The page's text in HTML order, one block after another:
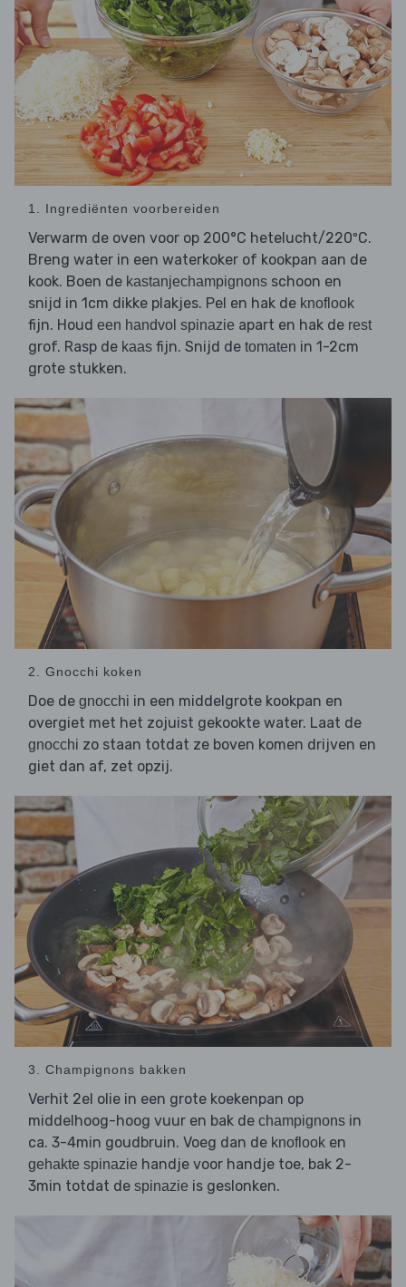
1. Ingrediënten voorbereiden
Verwarm de oven voor op 200°C hetelucht/220ºC.
Breng water in een waterkoker of kookpan aan de
kook. Boen de kastanjechampignons schoon en
snijd in 1cm dikke plakjes. Pel en hak de knoflook
fijn. Houd een handvol spinazie apart en hak de rest
grof. Rasp de kaas fijn. Snijd de tomaten in 1-2cm
grote stukken.
2. Gnocchi koken
Doe de gnocchi in een middelgrote kookpan en
overgiet met het zojuist gekookte water. Laat de
gnocchi zo staan totdat ze boven komen drijven en
giet dan af, zet opzij.
3. Champignons bakken
Verhit 2el olie in een grote koekenpan op
middelhoog-hoog vuur en bak de champignons in
ca. 3-4min goudbruin. Voeg dan de knoflook en
gehakte spinazie handje voor handje toe, bak 2-
3min totdat de spinazie is geslonken.